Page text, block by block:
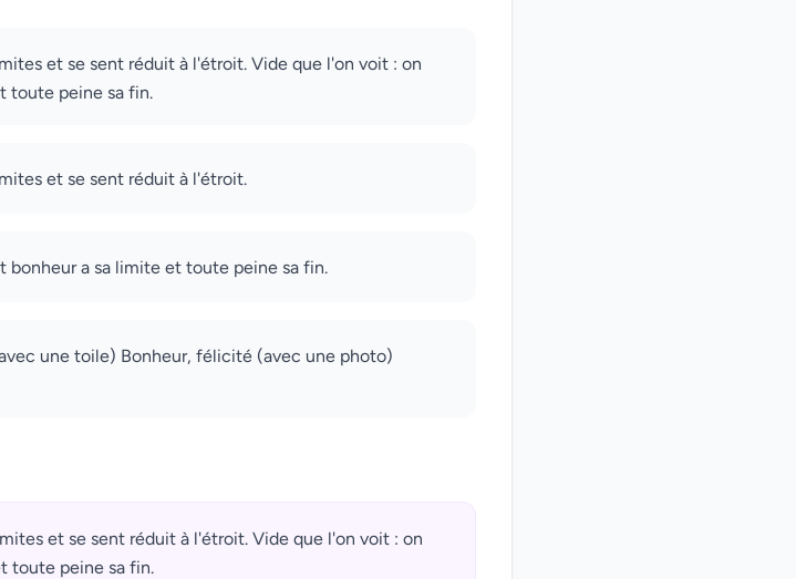
et se sent réduit à l'étroit. Vide que l'on voit : on
toute peine sa fin.
et se sent réduit à l'étroit.
bonheur a sa limite et toute peine sa fin.
une toile) Bonheur, félicité (avec une photo)
et se sent réduit à l'étroit. Vide que l'on voit : on
toute peine sa fin.